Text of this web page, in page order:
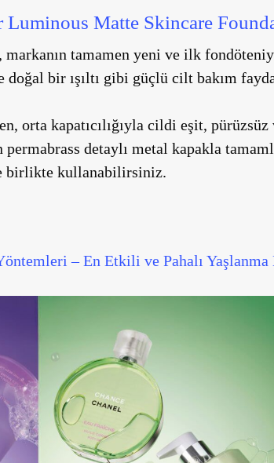
Matte Skincare
tamamen yeni ve ilk
bir ışıltı gibi güçlü cilt bakım
orta kapatıcılığıyla cildi eşit,
permabrass detaylı metal kapakla
birlikte kullanabilirsiniz.
– En Etkili ve Pahalı Yaşlanma